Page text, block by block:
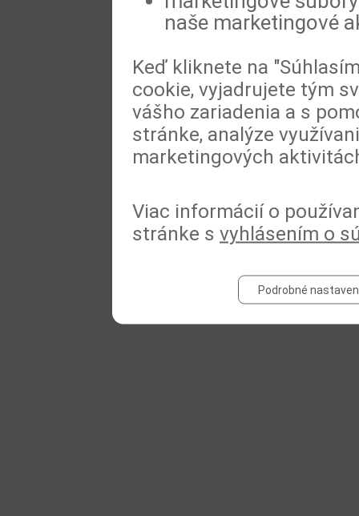
naše marketingové
Keď kliknete na
cookie, vyjadrujete tým
vášho zariadenia a s
stránke, analýze
marketingových
Viac informácií o
stránke s vyhlásením o
Podrobné